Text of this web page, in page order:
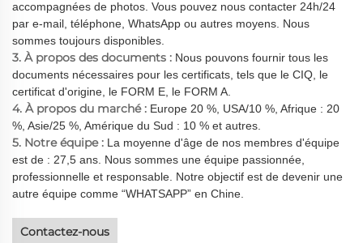
accompagnées de photos. Vous pouvez nous contacter 24h/24
par e-mail, téléphone, WhatsApp ou autres moyens. Nous
sommes toujours disponibles.
3. À propos des documents : Nous pouvons fournir tous les
documents nécessaires pour les certificats, tels que le CIQ, le
certificat d'origine, le FORM E, le FORM A.
4. À propos du marché : Europe 20 %, USA/10 %, Afrique : 20
%, Asie/25 %, Amérique du Sud : 10 % et autres.
5. Notre équipe : La moyenne d'âge de nos membres d'équipe
est de : 27,5 ans. Nous sommes une équipe passionnée,
professionnelle et responsable. Notre objectif est de devenir une
autre équipe comme “WHATSAPP” en Chine.
Contactez-nous